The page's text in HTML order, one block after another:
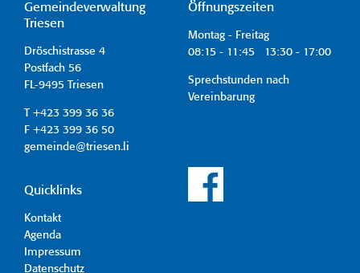
Gemeindeverwaltung
Triesen
Dröschistrasse 4
Postfach 56
FL-9495 Triesen
T +423 399 36 36
F +423 399 36 50
gemeinde@triesen.li
Öffnungszeiten
Montag - Freitag
08:15 - 11:45 13:30 - 17:00
Sprechstunden nach
Vereinbarung
Quicklinks
Kontakt
Agenda
Impressum
Datenschutz